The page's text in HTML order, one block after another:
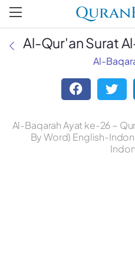
Al-Qur'an Surat
Al-
Al-Baqarah Ayat ke-26 ~
By Word) English-